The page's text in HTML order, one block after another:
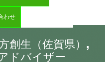
わせ
創生（佐賀県） ,
ドバイザー